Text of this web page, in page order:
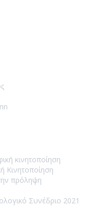
κινητοποίηση
Κινητοποίηση
πρόληψη
Συνέδριο 2021